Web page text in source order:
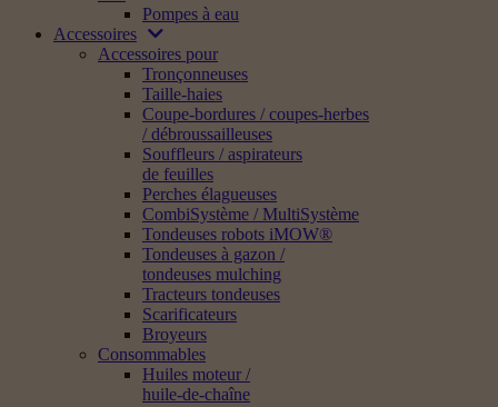
Pompes à eau
Accessoires
Accessoires pour
Tronçonneuses
Taille-haies
Coupe-bordures / coupes-herbes
/ débroussailleuses
Souffleurs / aspirateurs
de feuilles
Perches élagueuses
CombiSystème / MultiSystème
Tondeuses robots iMOW®
Tondeuses à gazon /
tondeuses mulching
Tracteurs tondeuses
Scarificateurs
Broyeurs
Consommables
Huiles moteur /
huile-de-chaîne